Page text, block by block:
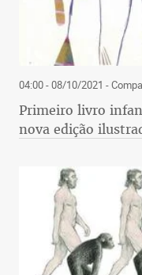
04:00 - 08/10/2021 -
Primeiro livro
nova edição